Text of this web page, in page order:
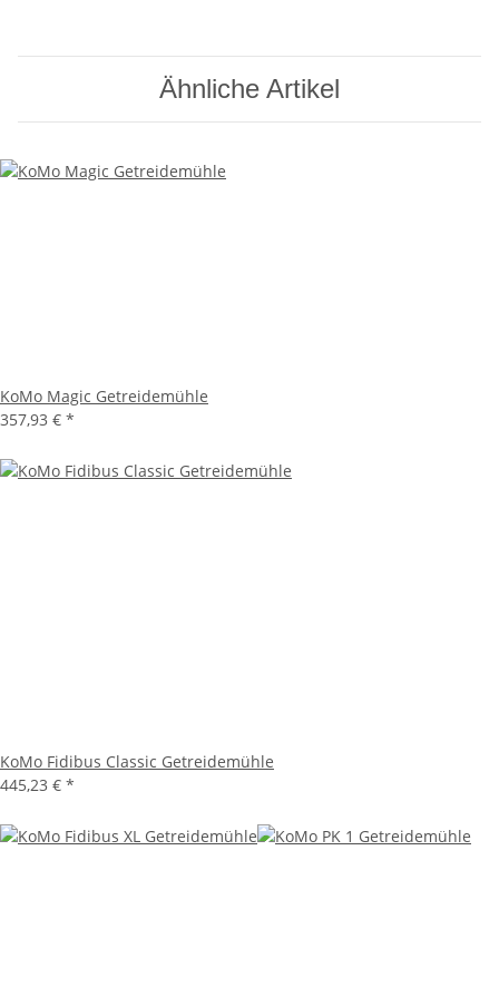
Ähnliche Artikel
KoMo Magic Getreidemühle
357,93 € *
KoMo Fidibus Classic Getreidemühle
445,23 € *